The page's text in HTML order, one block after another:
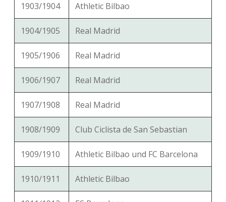
1903/1904 Athletic Bilbao
1904/1905 Real Madrid
1905/1906 Real Madrid
1906/1907 Real Madrid
1907/1908 Real Madrid
1908/1909 Club Ciclista de San Sebastian
1909/1910 Athletic Bilbao und FC Barcelona
1910/1911 Athletic Bilbao